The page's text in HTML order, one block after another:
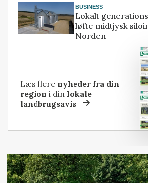
BUSINESS
Lokalt
løfte midtjysk
Norden
Læs flere nyheder fra din
region i dinlokale
landbrugsavis